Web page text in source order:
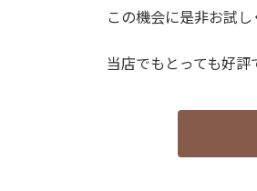
この機会に是非お試し
当店でもとっても好評